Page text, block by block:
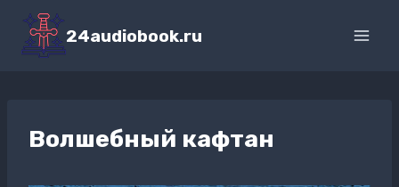
Перейти
содержимому
24audiobook.ru
Волшебный кафтан